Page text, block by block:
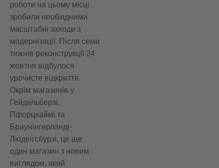
роботи на цьому місці
зробили необхідними
масштабні заходи з
модернізації. Після семи
тижнів реконструкції 24
жовтня відбулося
урочисте відкриття.
Окрім магазинів у
Гейдельберзі,
Пфорцхаймі та
Браунінгерланді-
Людвігсбурзі, це ще
один магазин з новим
виглядом, який